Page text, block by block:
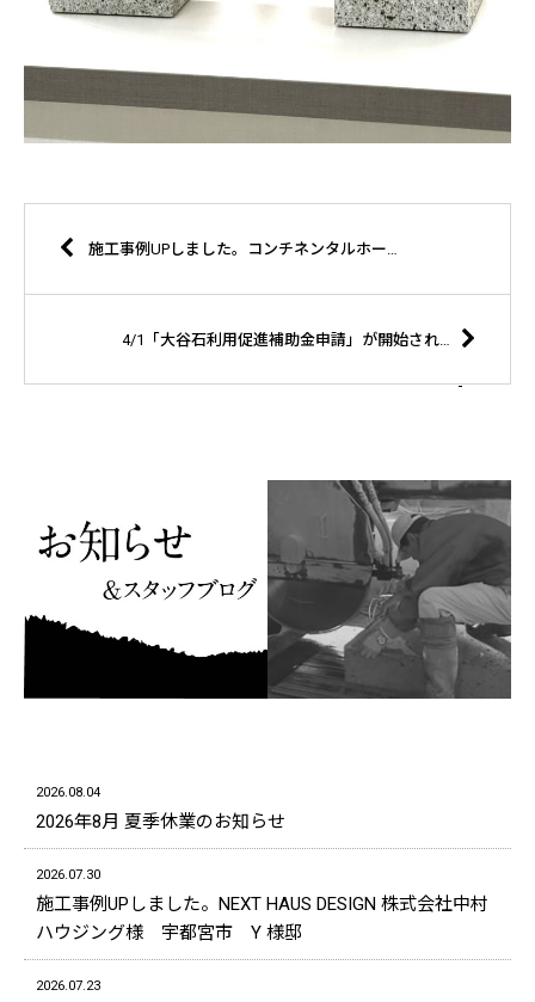
2026.08.04
2026年8月 夏季休業のお知らせ
2026.07.30
施工事例UPしました。NEXT HAUS DESIGN 株式会社中村
ハウジング様 宇都宮市 Y 様邸
2026.07.23